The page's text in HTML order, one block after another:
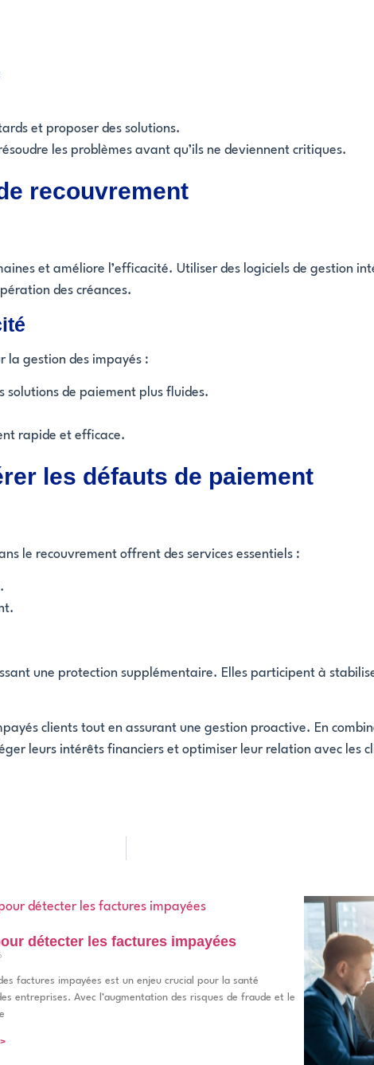
et proposer des solutions.
les problèmes avant qu’ils ne deviennent critiques.
recouvrement
et améliore l’efficacité. Utiliser des logiciels de gestion
des créances.
la gestion des impayés :
de paiement plus fluides.
rapide et efficace.
les défauts de paiement
le recouvrement offrent des services essentiels :
une protection supplémentaire. Elles participent à
clients tout en assurant une gestion proactive. En
leurs intérêts financiers et optimiser leur relation avec les
détecter les factures impayées
factures impayées est un enjeu crucial pour la santé
entreprises. Avec l’augmentation des risques de fraude et le